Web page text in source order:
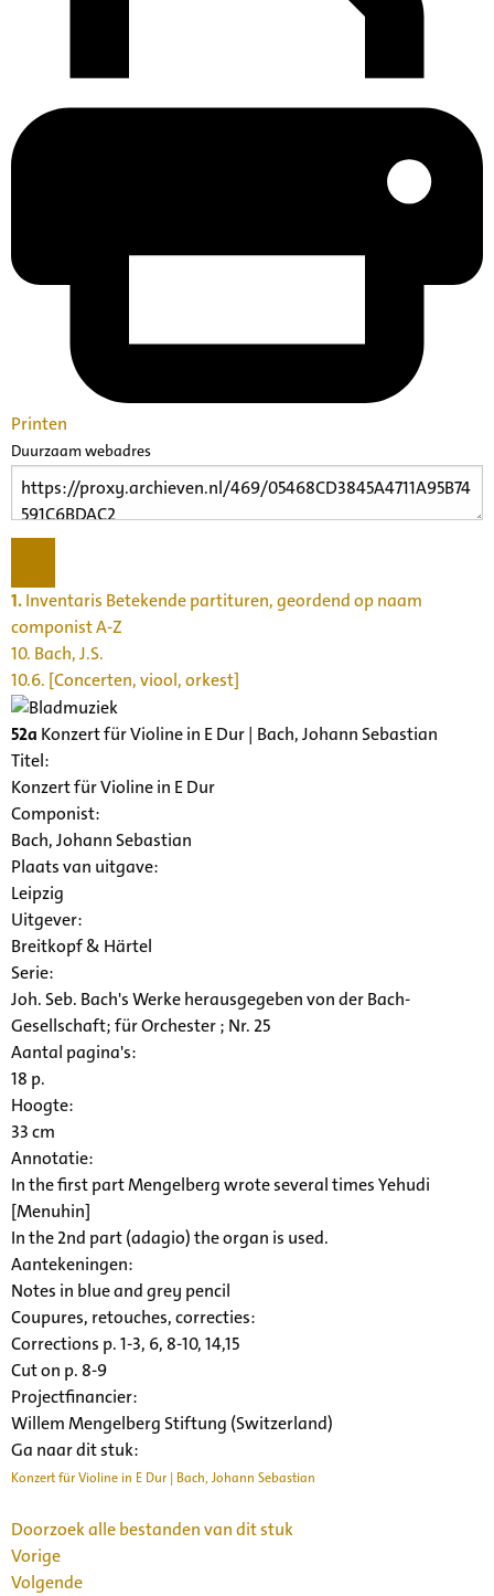
Printen
Duurzaam webadres
1.Inventaris Betekende partituren, geordend op naam
componist A-Z
10. Bach, J.S.
10.6. [Concerten, viool, orkest]
52a Konzert für Violine in E Dur | Bach, Johann Sebastian
Titel:
Konzert für Violine in E Dur
Componist:
Bach, Johann Sebastian
Plaats van uitgave:
Leipzig
Uitgever:
Breitkopf & Härtel
Serie:
Joh. Seb. Bach's Werke herausgegeben von der Bach-
Gesellschaft; für Orchester ; Nr. 25
Aantal pagina's:
18 p.
Hoogte:
33 cm
Annotatie:
In the first part Mengelberg wrote several times Yehudi
[Menuhin]
In the 2nd part (adagio) the organ is used.
Aantekeningen:
Notes in blue and grey pencil
Coupures, retouches, correcties:
Corrections p. 1-3, 6, 8-10, 14,15
Cut on p. 8-9
Projectfinancier:
Willem Mengelberg Stiftung (Switzerland)
Ga naar dit stuk:
Konzert für Violine in E Dur | Bach, Johann Sebastian
Doorzoek alle bestanden van dit stuk
Vorige
Volgende